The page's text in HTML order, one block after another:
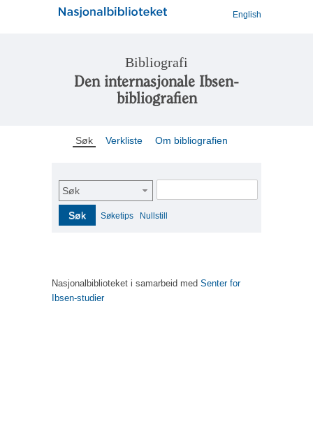
English
Bibliografi
Den internasjonale Ibsen-
bibliografien
Søk Verkliste Om bibliografien
Søk
Søk Søketips Nullstill
Nasjonalbiblioteket i samarbeid med Senter for
Ibsen-studier